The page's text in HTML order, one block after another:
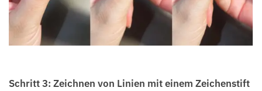
Schritt 3: Zeichnen von Linien mit einem Zeichenstift